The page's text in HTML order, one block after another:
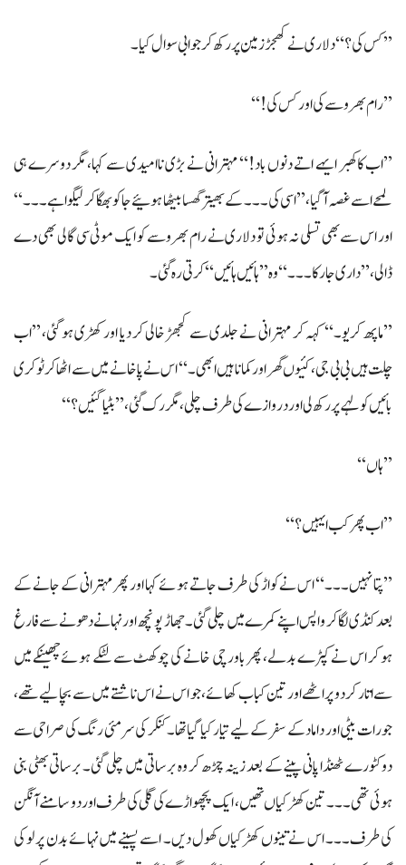
’’کس کی؟‘‘ دلاری نے کھجڑ زمین پر رکھ کر جوابی سوال کیا۔
’’رام بھروسے کی اور کس کی!‘‘
’’اب کا کھبر ایہے اتے دنوں باد!‘‘ مہترانی نے بڑی ناامیدی سے کہا، مگر دوسرے ہی
لمحے اسے غصہ آ گیا، ’’اسی کی۔۔۔ کے بھیتر گھسا بیٹھا ہوئیے جاکو بھگا کر لیگوا ہے۔۔۔‘‘
اور اس سے بھی تسلی نہ ہوئی تو دلاری نے رام بھروسے کو ایک موٹی سی گالی بھی دے
ڈالی، ’’داری جا رکا۔۔۔‘‘ وہ ’’ہائیں ہائیں‘‘ کرتی رہ گئی۔
’’ماپھ کریو۔‘‘ کہہ کر مہترانی نے جلدی سے کجھڑ خالی کر دیا اور کھڑی ہو گئی، ’’اب
چلت ہیں بی بی جی، کئیوں گھر اور کمانا ہیں ابھی۔‘‘ اس نے پاخانے میں سے اٹھاکر ٹوکری
بائیں کولہے پر رکھ لی اور دروازے کی طرف چلی، مگر رک گئی، ’’بٹیا گئیں؟‘‘
’’ہاں‘‘
’’اب پھر کب ایہیں؟‘‘
’’پتا نہیں۔۔۔‘‘ اس نے کواڑ کی طرف جاتے ہوئے کہا اور پھر مہترانی کے جانے کے
بعد کنڈی لگاکر واپس اپنے کمرے میں چلی گئی۔ جھاڑ پونچھ اور نہانے دھونے سےفارغ
ہو کر اس نے کپڑے بدلے، پھر باورچی خانے کی چوکھٹ سے لٹکے ہوئے چھینکے میں
سے اتار کر دو پراٹھے اور تین کباب کھائے، جو اس نے اس ناشتے میں سے بچالیے تھے،
جو رات بیٹی اور داماد کے سفر کے لیے تیار کیا گیا تھا۔ کنکر کی سرمئی رنگ کی صراحی سے
دوکٹورے ٹھنڈا پانی پینے کے بعد زینہ چڑھ کر وہ برساتی میں چلی گئی۔ برساتی بھٹی بنی
ہوئی تھی۔۔۔ تین کھڑکیاں تھیں، ایک پچھواڑے کی گلی کی طرف اور دو سامنے آنگن
کی طرف۔۔۔ اس نے تینوں کھڑکیاں کھول دیں۔ اسے پسینے میں نہائے بدن پر لو کی